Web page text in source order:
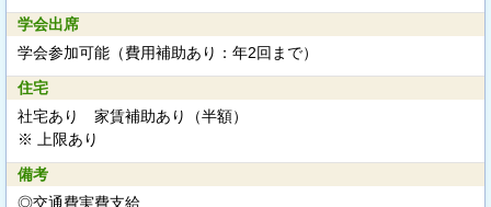
学会出席
学会参加可能（費用補助あり：年2回まで）
住宅
社宅あり 家賃補助あり（半額）
※ 上限あり
備考
◎交通費実費支給